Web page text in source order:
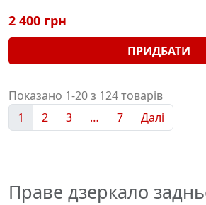
2 400 грн
ПРИДБАТИ
Показано 1-20 з 124 товарів
1
2 3 … 7 Далі
Праве дзеркало